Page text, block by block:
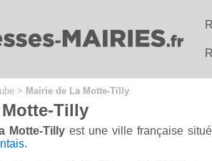
> Mairie de La Motte-Tilly
Tilly
Motte-Tillyest une ville française
.